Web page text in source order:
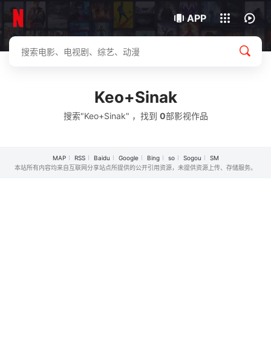
APP
下载客户端
我的观影记录
Keo+Sinak
搜索"Keo+Sinak" ，找到 0部影视作品
MAP RSS Baidu Google Bing so Sogou
SM
本站所有内容均来自互联网分享站点所提供的公开引用资源，未提供资源上传、存储服务。